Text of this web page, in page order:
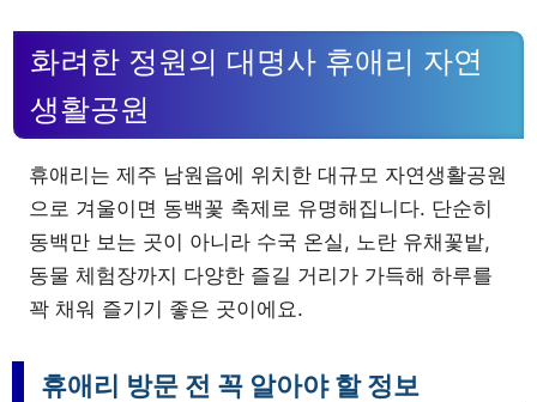
화려한 정원의 대명사 휴애리 자연
생활공원
휴애리는 제주 남원읍에 위치한 대규모 자연생활공원
으로 겨울이면 동백꽃 축제로 유명해집니다. 단순히
동백만 보는 곳이 아니라 수국 온실, 노란 유채꽃밭,
동물 체험장까지 다양한 즐길 거리가 가득해 하루를
꽉 채워 즐기기 좋은 곳이에요.
휴애리 방문 전 꼭 알아야 할 정보